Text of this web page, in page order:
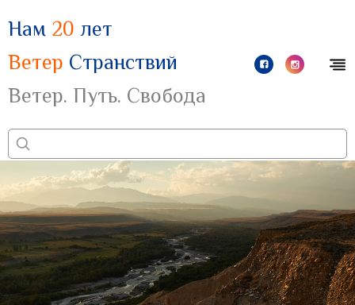
Нам 20 лет
Ветер Странствий
Ветер. Путь. Свобода